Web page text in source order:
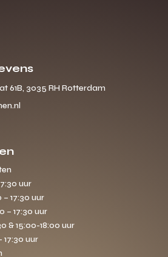
61B, 3035 RH Rotterdam
uur
– 17:30 uur
– 17:30 uur
& 15:00-18:00 uur
17:30 uur